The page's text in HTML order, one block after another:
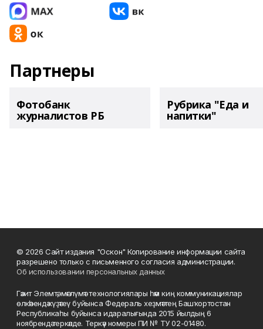
Партнеры
Фотобанк
журналистов РБ
Рубрика "Еда и
напитки"
© 2026 Сайт издания "Оскон" Копирование информации сайта
разрешено только с письменного согласия администрации.
Об использовании персональных данных
Гәзит Элемтә, мәғлүмәт технологиялары һәм киң коммуникациялар
өлкәһендә күҙәтеү буйынса Федераль хеҙмәттең Башҡортостан
Республикаһы буйынса идаралығында 2015 йылдың 6
ноябрендә теркәлде. Теркәү номеры ПИ № ТУ 02-01480.